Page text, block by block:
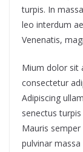
turpis. In
leo interdum
Venenatis,
Mium dolor sit
consectetur
Adipiscing
senectus
Mauris semper
pulvinar massa